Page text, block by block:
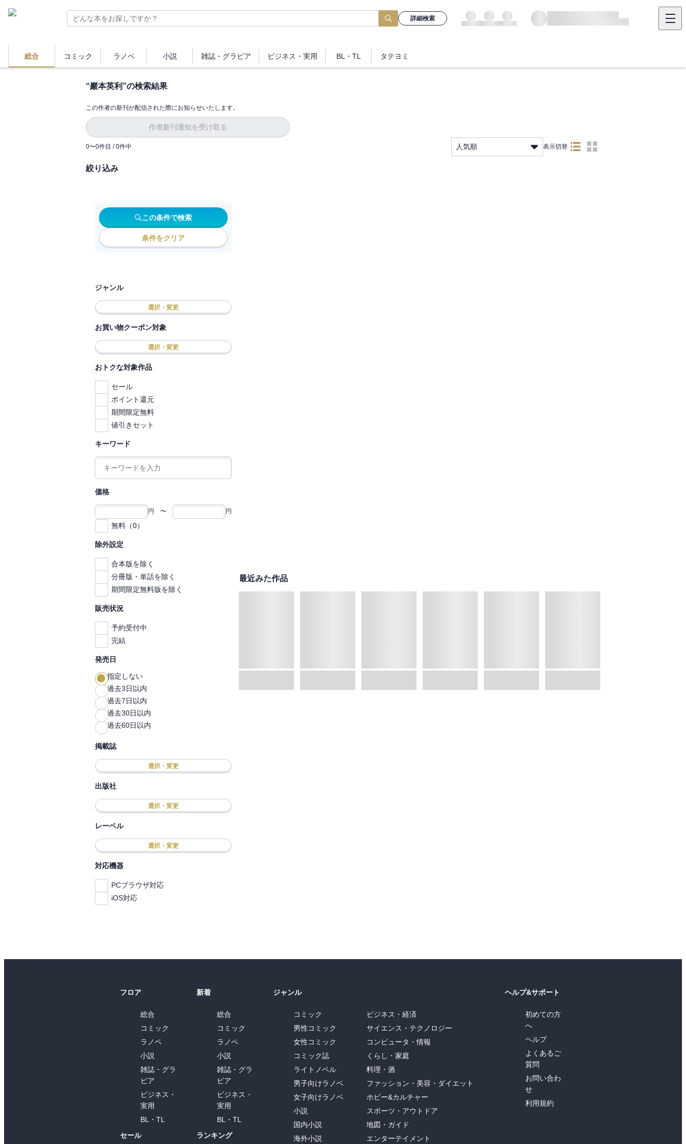
詳細検索
総合 コミック ラノベ 小説 雑誌・ グラビア ビジネス ・実用 BL・TL タテヨミ
“巖本英利 ”の検索結果
この作者の新刊が配信された際にお知らせいたします。
作者新刊通知を受け取る
0〜0件目 / 0件中 人気順 表示切替
絞り込み
この条件で検索
条件をクリア
ジャンル
選択・変更
お買い物クーポン対象
選択・変更
おトクな対象作品
セール
ポイント還元
期間限定無料
値引きセット
キーワード
価格
円 〜 円
無料（0）
除外設定
合本版を除く
分冊版・単話を除く
期間限定無料版を除く
販売状況
予約受付中
完結
発売日
指定しない
過去3日以内
過去7日以内
過去30日以内
過去60日以内
掲載誌
選択・変更
出版社
選択・変更
レーベル
選択・変更
対応機器
PCブラウザ対応
iOS対応
最近みた作品
フロア
総合
コミック
ラノベ
小説
雑誌・グラ
ビア
ビジネス・
実用
BL・TL
セール
新着
総合
コミック
ラノベ
小説
雑誌・グラ
ビア
ビジネス・
実用
BL・TL
ランキング
ジャンル
コミック
男性コミック
女性コミック
コミック誌
ライトノベル
男子向けラノベ
女子向けラノベ
小説
国内小説
海外小説
ビジネス・経済
サイエンス・テクノロジー
コンピュータ・情報
くらし・家庭
料理・酒
ファッション・美容・ダイエット
ホビー&カルチャー
スポーツ・アウトドア
地図・ガイド
エンターテイメント
ヘルプ&サポート
初めての方
へ
ヘルプ
よくあるご
質問
お問い合わ
せ
利用規約